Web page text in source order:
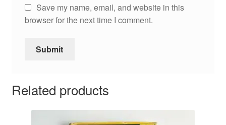
Save my name, email, and website in this
browser for the next time I comment.
Related products